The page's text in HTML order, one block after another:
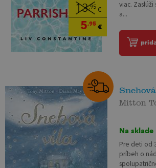
13,95€
5,95€
viac.
a...
Mitton
Na sklade
Pre deti od
príbeh o